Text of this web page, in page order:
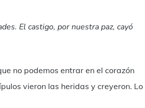
El castigo, por nuestra paz, cayó
no podemos entrar en el corazón
vieron las heridas y creyeron. Lo